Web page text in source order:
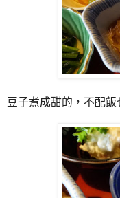
豆子煮成甜的，不配